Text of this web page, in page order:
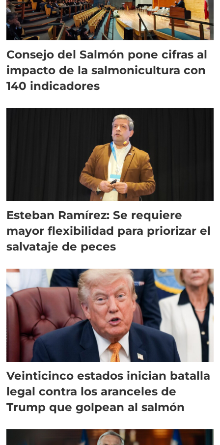
Consejo del Salmón pone cifras al
impacto de la salmonicultura con
140 indicadores
Esteban Ramírez: Se requiere
mayor flexibilidad para priorizar el
salvataje de peces
Veinticinco estados inician batalla
legal contra los aranceles de
Trump que golpean al salmón